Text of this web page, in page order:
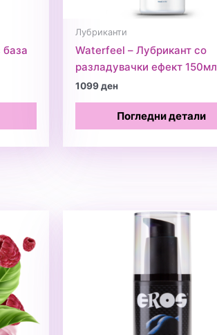
база
Лубриканти
Waterfeel – Лубрикант со
разладувачки ефект 150мл
1099ден
Погледни детали